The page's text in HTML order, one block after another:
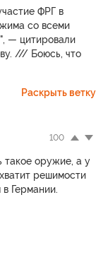
ФРГ в
со всеми
— цитировали
/// Боюсь, что
Раскрыть ветку
100
такое оружие, а у
решимости
Германии.